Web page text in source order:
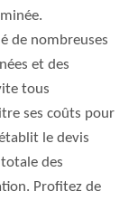
de nombreuses
et des
tous
ses coûts pour
le devis
des
Profitez de